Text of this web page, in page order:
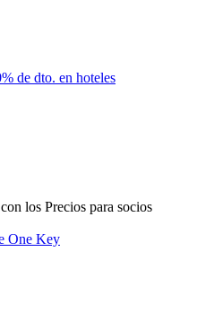
de dto. en hoteles
los Precios para socios
One Key